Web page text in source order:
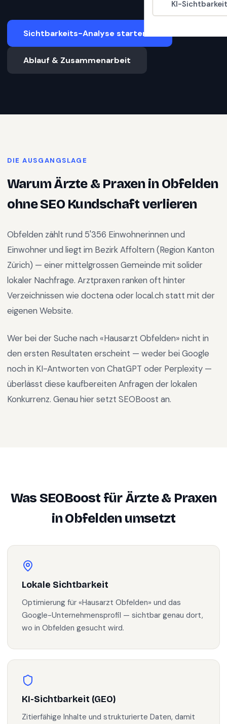
KI-
Sichtbarkeits-Analyse starten
Ablauf & Zusammenarbeit
DIE AUSGANGSLAGE
WarumÄrzte & PraxeninObfelden
ohne SEO Kundschaft verlieren
Obfelden zählt rund 5'356 Einwohnerinnen und
Einwohner und liegt im Bezirk Affoltern (Region Kanton
Zürich) — einer mittelgrossen Gemeinde mit solider
lokaler Nachfrage. Arztpraxen ranken oft hinter
Verzeichnissen wie doctena oder local.ch statt mit der
eigenen Website.
Wer bei der Suche nach «Hausarzt Obfelden» nicht in
den ersten Resultaten erscheint — weder bei Google
noch in KI-Antworten von ChatGPT oder Perplexity —
überlässt diese kaufbereiten Anfragen der lokalen
Konkurrenz. Genau hier setzt SEOBoost an.
Was SEOBoost fürÄrzte & Praxen
inObfeldenumsetzt
Lokale Sichtbarkeit
Optimierung für «Hausarzt Obfelden» und das
Google-Unternehmensprofil — sichtbar genau dort,
wo in Obfelden gesucht wird.
KI-Sichtbarkeit (GEO)
Zitierfähige Inhalte und strukturierte Daten, damit